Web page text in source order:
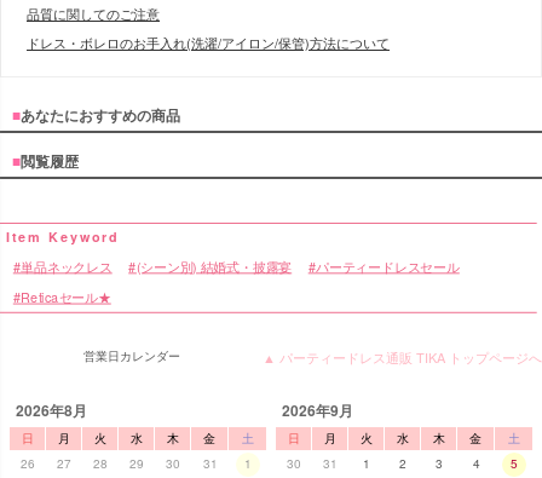
品質に関してのご注意
ドレス・ボレロのお手入れ(洗濯/アイロン/保管)方法について
■あなたにおすすめの商品
■閲覧履歴
単品ネックレス (シーン別) 結婚式・披露宴 パーティードレスセール
Reticaセール★
▲ パーティードレス通販 TIKA トップページへ
営業日カレンダー
2026年8月
日 月 火 水 木 金
土
26
27 28 29 30 31
1
2026年9月
日 月 火 水 木 金
土
30
31 1 2 3 4
5